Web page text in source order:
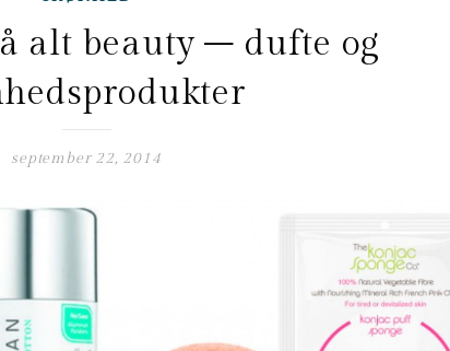
alt beauty – dufte og
september 22, 2014